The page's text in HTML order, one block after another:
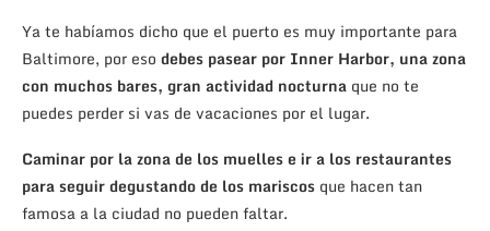
Ya te habíamos dicho que el puerto es muy importante para
Baltimore, por eso debes pasear por Inner Harbor, una zona
con muchos bares, gran actividad nocturna que no te
puedes perder si vas de vacaciones por el lugar.
Caminar por la zona de los muelles e ir a los restaurantes
para seguir degustando de los mariscos que hacen tan
famosa a la ciudad no pueden faltar.